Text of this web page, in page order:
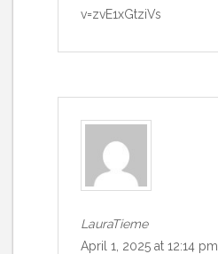
v=zvE1xGtziVs
LauraTieme
April 1, 2025 at 12:14 pm